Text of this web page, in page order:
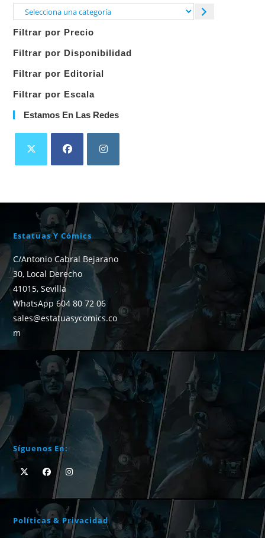
Selecciona
categoría
Filtrar por Precio
Filtrar por Disponibilidad
Filtrar por Editorial
Filtrar por Escala
Estamos En Las Redes
Estatuas Y Cómics
C/Antonio Cabral Bejarano
30, Local Derecho
41015, Sevilla
WhatsApp 604 80 72 06
sales@estatuasycomics.co
m
Síguenos En:
Políticas & Privacidad